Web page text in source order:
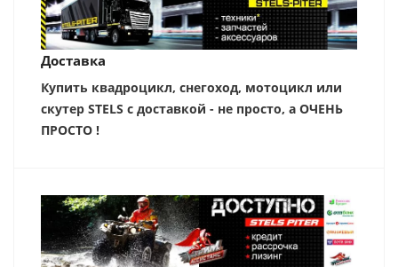
Доставка
Купить квадроцикл, снегоход, мотоцикл или
скутер STELS с доставкой - не просто, а ОЧЕНЬ
ПРОСТО !